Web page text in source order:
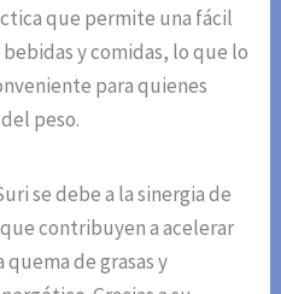
que permite una fácil
y comidas, lo que lo
para quienes
peso.
se debe a la sinergia de
contribuyen a acelerar
de grasas y